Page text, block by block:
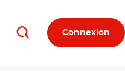
RechercherConnexion